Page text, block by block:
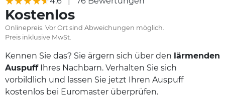
Kostenlos
Onlinepreis. Vor Ort sind Abweichungen möglich.
Preis inklusive MwSt.
Kennen Sie das? Sie ärgern sich über den lärmenden
AuspuffIhres Nachbarn. Verhalten Sie sich
vorbildlich und lassen Sie jetzt Ihren Auspuff
kostenlos bei Euromaster überprüfen.